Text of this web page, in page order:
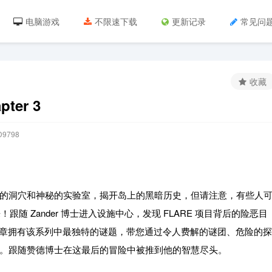
电脑游戏 不限速下载 更新记录 常见问
3
收藏
洞穴和神秘的实验室，揭开岛上的黑暗历史，但请注意，有些人可
随 Zander 博士进入设施中心，发现 FLARE 项目背后的险恶目
有该系列中最独特的谜题，带您通过令人费解的谜团、危险的探
随赞德博士在这最后的冒险中被推到他的智慧尽头。